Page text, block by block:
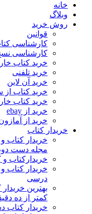
خانه
وبلاگ
روش خرید
قوانین
کارشناسی
کارشناسی
خرید کتاب
خرید تلفنی
خرید آن لاین
خرید کتاب از
خرید کتاب
خرید از ebay
خرید از
خریدار کتاب
خریدار
مجله دست
خریدارکتاب و
خریدار کتاب
درسی
بهترین
کمتر از ده
خریدار کتاب